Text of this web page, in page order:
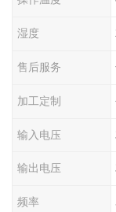
湿度
售后服务
加工定制
输入电压
输出电压
频率